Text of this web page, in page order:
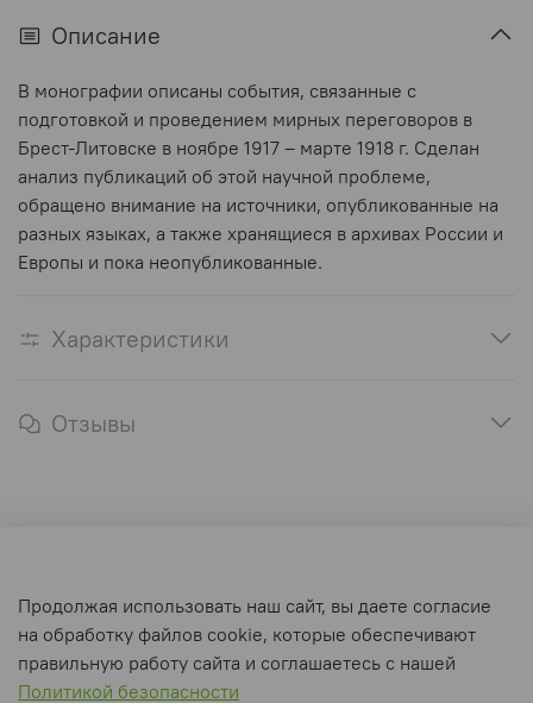
Описание
В монографии описаны события, связанные с
подготовкой и проведением мирных переговоров в
Брест-Литовске в ноябре 1917 – марте 1918 г. Сделан
анализ публикаций об этой научной проблеме,
обращено внимание на источники, опубликованные на
разных языках, а также хранящиеся в архивах России и
Европы и пока неопубликованные.
Характеристики
Отзывы
Пользовательское соглашение
Условия обмена и возврата
Интернет-магазин создан на inSales
Продолжая использовать наш сайт, вы даете согласие
на обработку файлов cookie, которые обеспечивают
правильную работу сайта и соглашаетесь с нашей
Политикой безопасности